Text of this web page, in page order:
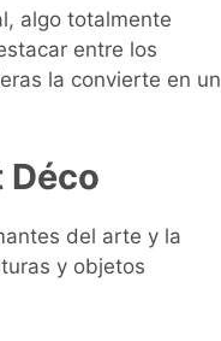
algo totalmente
entre los
la convierte en un
Déco
del arte y la
y objetos